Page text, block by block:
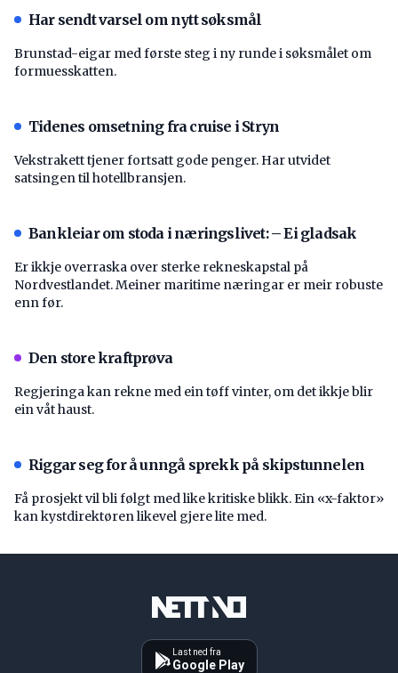
Har sendt varsel om nytt søksmål
Brunstad-eigar med første steg i ny runde i søksmålet om
formuesskatten.
Tidenes omsetning fra cruise i Stryn
Vekstrakett tjener fortsatt gode penger. Har utvidet
satsingen til hotellbransjen.
Bankleiar om stoda i næringslivet: – Ei gladsak
Er ikkje overraska over sterke rekneskapstal på
Nordvestlandet. Meiner maritime næringar er meir robuste
enn før.
Den store kraftprøva
Regjeringa kan rekne med ein tøff vinter, om det ikkje blir
ein våt haust.
Riggar seg for å unngå sprekk på skipstunnelen
Få prosjekt vil bli følgt med like kritiske blikk. Ein «x-faktor»
kan kystdirektøren likevel gjere lite med.
Last ned fra
Google Play